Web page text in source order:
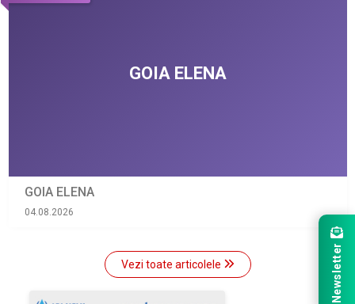
GOIA ELENA
04.08.2026
Vezi toate articolele Newsletter